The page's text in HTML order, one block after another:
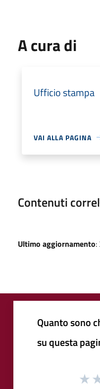
A cura di
Ufficio stampa
VAI ALLA PAGINA
Contenuti
Ultimo aggiornamento:
Quanto sono
su questa